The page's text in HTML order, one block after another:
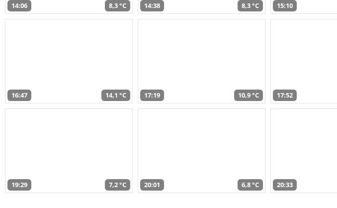
14:06 8,3 °C 14:38 8,3 °C 15:10
16:47 14,1 °C 17:19 10,9 °C 17:52
19:29 7,2 °C 20:01 6,8 °C 20:33